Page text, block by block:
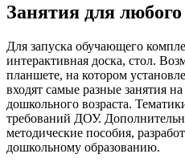
Занятия для
Для запуска обучающего
интерактивная доска, стол.
планшете, на котором
входят самые разные занятия
дошкольного возраста.
требований ДОУ.
методические пособия,
дошкольному образованию.